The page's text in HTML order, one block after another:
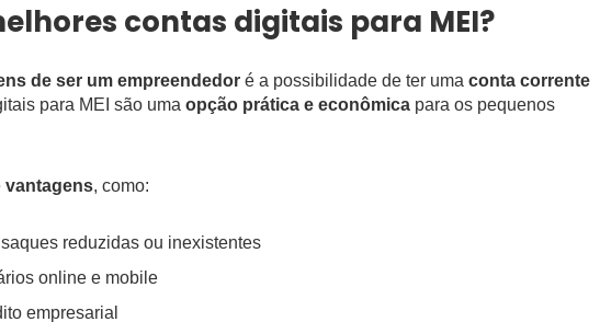
contas digitais para MEI?
de ser um empreendedor é a possibilidade de ter uma conta corrente
para MEI são uma opção prática e econômica para os pequenos
vantagens, como:
reduzidas ou inexistentes
online e mobile
empresarial